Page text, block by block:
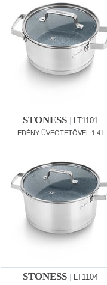
STONESS LT1101
EDÉNY ÜVEGTETŐVEL 1,4 l
STONESS LT1104